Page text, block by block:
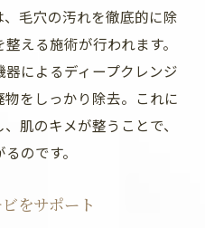
毛穴の汚れを徹底的に除
える施術が行われます。
によるディープクレンジ
をしっかり除去。これに
肌のキメが整うことで、
のです。
をサポート